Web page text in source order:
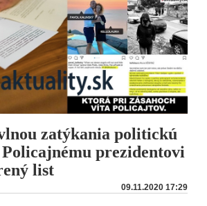
zatýkania politickú
prezidentovi
list
09.11.2020 17:29